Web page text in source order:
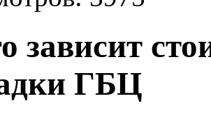
зависит
ГБЦ